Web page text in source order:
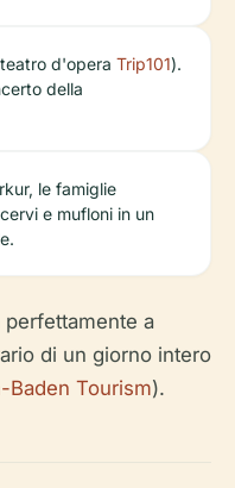
d'opera
della
Trip101).
le famiglie
e mufloni in un
perfettamente a
di un giorno intero
Baden Tourism).